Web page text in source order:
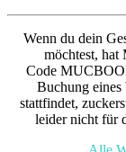
Wenn du dein
möchtest,
Code
Buchung
stattfindet,
leider nicht für